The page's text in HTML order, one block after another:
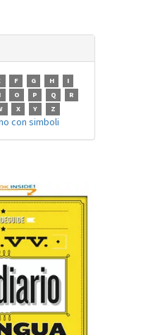
F G H
I
O P Q
R
X Y Z
con simboli